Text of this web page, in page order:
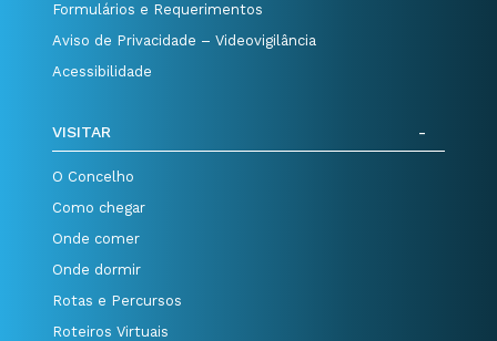
Formulários e Requerimentos
Aviso de Privacidade – Videovigilância
Acessibilidade
VISITAR
O Concelho
Como chegar
Onde comer
Onde dormir
Rotas e Percursos
Roteiros Virtuais